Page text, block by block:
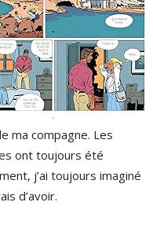
ma compagne. Les
ont toujours été
j’ai toujours imaginé
d’avoir.